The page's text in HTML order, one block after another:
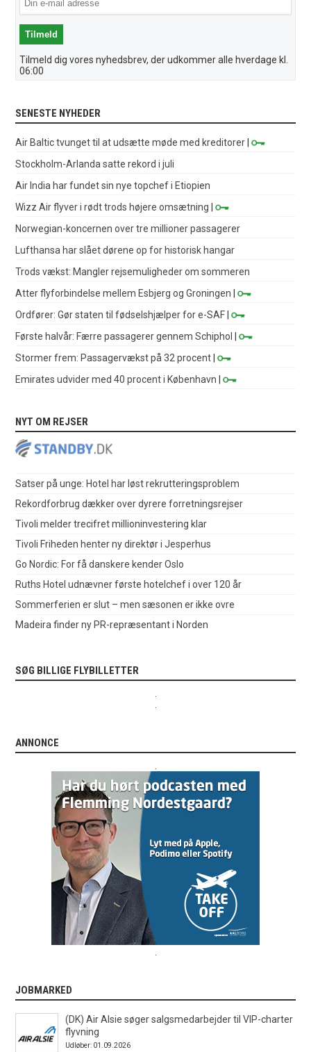
Tilmeld dig vores nyhedsbrev, der udkommer alle hverdage kl.
06:00
SENESTE NYHEDER
Air Baltic tvunget til at udsætte møde med kreditorer |
Stockholm-Arlanda satte rekord i juli
Air India har fundet sin nye topchef i Etiopien
Wizz Air flyver i rødt trods højere omsætning |
Norwegian-koncernen over tre millioner passagerer
Lufthansa har slået dørene op for historisk hangar
Trods vækst: Mangler rejsemuligheder om sommeren
Atter flyforbindelse mellem Esbjerg og Groningen |
Ordfører: Gør staten til fødselshjælper for e-SAF |
Første halvår: Færre passagerer gennem Schiphol
|
Stormer frem: Passagervækst på 32 procent |
Emirates udvider med 40 procent i København |
NYT OM REJSER
Satser på unge: Hotel har løst rekrutteringsproblem
Rekordforbrug dækker over dyrere forretningsrejser
Tivoli melder trecifret millioninvestering klar
Tivoli Friheden henter ny direktør i Jesperhus
Go Nordic: For få danskere kender Oslo
Ruths Hotel udnævner første hotelchef i over 120 år
Sommerferien er slut – men sæsonen er ikke ovre
Madeira finder ny PR-repræsentant i Norden
SØG BILLIGE FLYBILLETTER
ANNONCE
JOBMARKED
(DK) Air Alsie søger salgsmedarbejder til VIP-charter
flyvning
Udløber: 01.09.2026